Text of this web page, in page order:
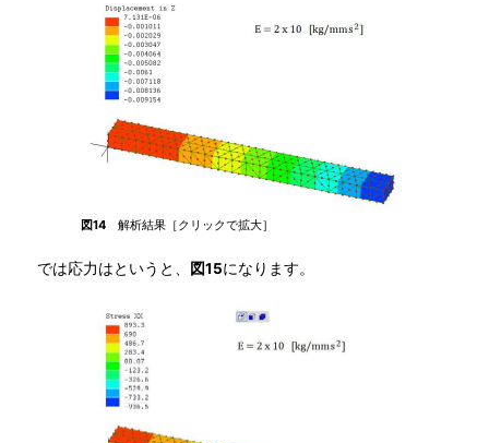
図14 解析結果［クリックで拡大］
では応力はというと、 図15になります。